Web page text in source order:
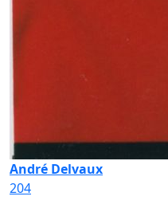
André Delvaux
204